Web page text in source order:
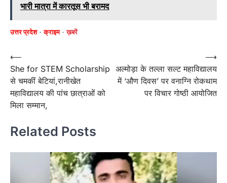
भारी मात्रा में कारतूस भी बरामद
उत्तर प्रदेश क्राइम ख़बरें
Post
navigation
⟵
She for STEM Scholarship
से चमकीं बेटियां,रानीखेत
महाविद्यालय की पांच छात्राओं को
मिला सम्मान,
अल्मोड़ा के तल्ला सल्ट महाविद्यालय
में ‘औण दिवस’ पर वनाग्नि रोकथाम
पर विचार गोष्ठी आयोजित
⟶
Related Posts